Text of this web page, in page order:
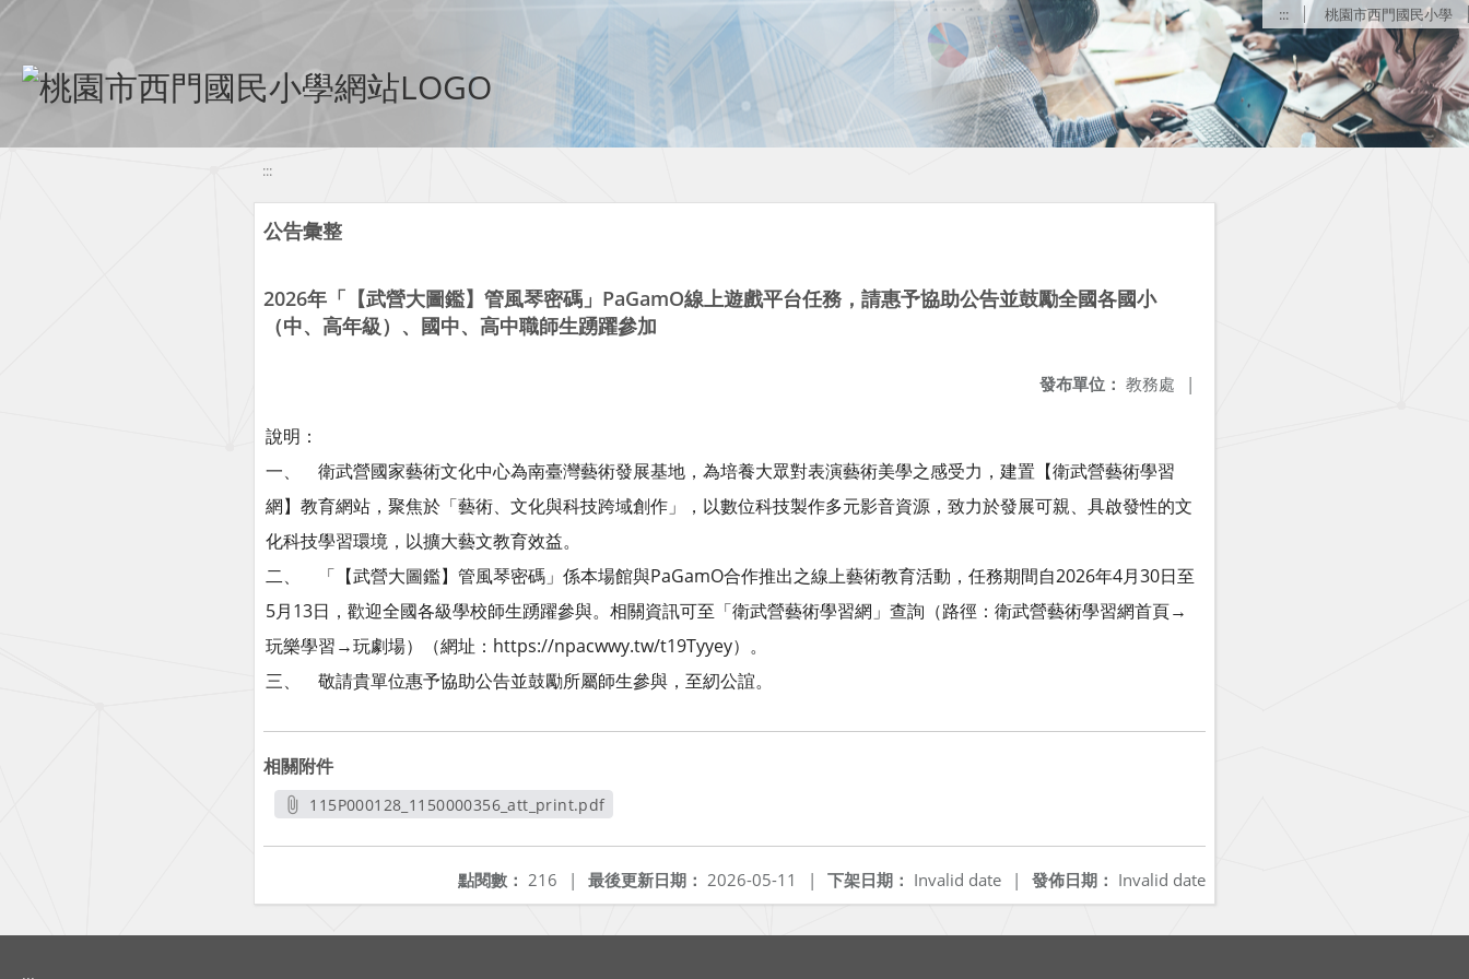
移至網頁之主要內容區位置 ::: 桃園市西門國民小學
:::
公告彙整
2026年「【武營大圖鑑】管風琴密碼」PaGamO線上遊戲平台任務，請惠予協助公告並鼓勵全國各國小
（中、高年級）、國中、高中職師生踴躍參加
發布單位： 教務處 |
說明：
一、 衛武營國家藝術文化中心為南臺灣藝術發展基地，為培養大眾對表演藝術美學之感受力，建置【衛武營藝術學習
網】教育網站，聚焦於「藝術、文化與科技跨域創作」，以數位科技製作多元影音資源，致力於發展可親、具啟發性的文
化科技學習環境，以擴大藝文教育效益。
二、 「【武營大圖鑑】管風琴密碼」係本場館與PaGamO合作推出之線上藝術教育活動，任務期間自2026年4月30日至
5月13日，歡迎全國各級學校師生踴躍參與。相關資訊可至「衛武營藝術學習網」查詢（路徑：衛武營藝術學習網首頁→
玩樂學習→玩劇場）（網址：https://npacwwy.tw/t19Tyyey）。
三、 敬請貴單位惠予協助公告並鼓勵所屬師生參與，至紉公誼。
相關附件
115P000128_1150000356_att_print.pdf
發佈日期： Invalid date
下架日期： Invalid date |
最後更新日期： 2026-05-11 |
點閱數： 216 |